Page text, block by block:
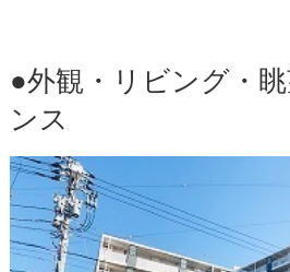
●外観・リビング・
ンス